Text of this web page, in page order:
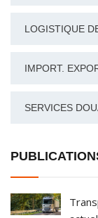
LOGISTIQUE
IMPORT.
SERVICES